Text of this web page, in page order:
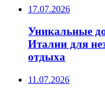
17.07.2026
Уникальные
Италии для
отдыха
11.07.2026